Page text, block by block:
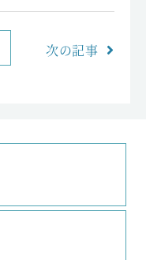
次の記事